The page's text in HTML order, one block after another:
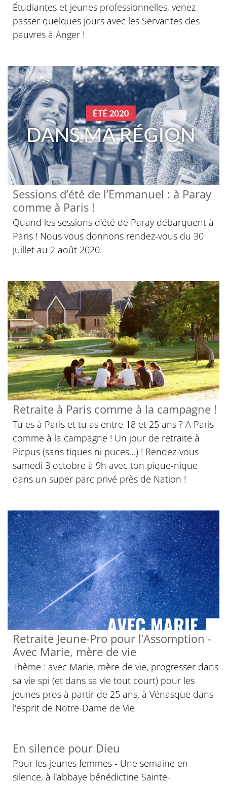
Étudiantes et jeunes professionnelles, venez
passer quelques jours avec les Servantes des
pauvres à Anger !
Sessions d’été de l’Emmanuel : à Paray
comme à Paris !
Quand les sessions d'été de Paray débarquent à
Paris ! Nous vous donnons rendez-vous du 30
juillet au 2 août 2020.
Retraite à Paris comme à la campagne !
Tu es à Paris et tu as entre 18 et 25 ans ? A Paris
comme à la campagne ! Un jour de retraite à
Picpus (sans tiques ni puces…) ! Rendez-vous
samedi 3 octobre à 9h avec ton pique-nique
dans un super parc privé près de Nation !
Retraite Jeune-Pro pour l’Assomption -
Avec Marie, mère de vie
Thème : avec Marie, mère de vie, progresser dans
sa vie spi (et dans sa vie tout court) pour les
jeunes pros à partir de 25 ans, à Vénasque dans
l'esprit de Notre-Dame de Vie
En silence pour Dieu
Pour les jeunes femmes - Une semaine en
silence, à l'abbaye bénédictine Sainte-